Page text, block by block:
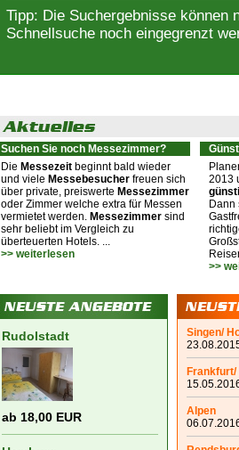
Tipp: Die Suchergebnisse können
Schnellsuche noch eingegrenzt
Suchen Sie noch Messezimmer?
Die Messezeit beginnt bald wieder
und viele Messebesucher freuen sich
über private, preiswerte Messezimmer
oder Zimmer welche extra für Messen
vermietet werden. Messezimmer sind
sehr beliebt im Vergleich zu
überteuerten Hotels. ...
>> weiterlesen
2013
Dann
>>
Rudolstadt
ab 18,00 EUR
Singen/
Frankfurt/
Alpen